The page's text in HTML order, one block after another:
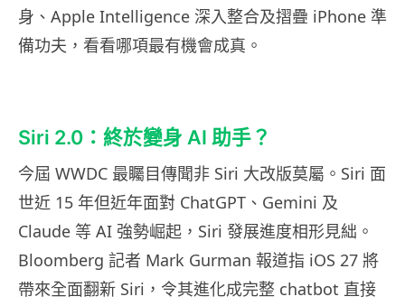
身、Apple Intelligence 深入整合及摺疊 iPhone 準
備功夫，看看哪項最有機會成真。
Siri 2.0：終於變身 AI 助手？
今屆 WWDC 最矚目傳聞非 Siri 大改版莫屬。Siri 面
世近 15 年但近年面對 ChatGPT、Gemini 及
Claude 等 AI 強勢崛起，Siri 發展進度相形見絀。
Bloomberg 記者 Mark Gurman 報道指 iOS 27 將
帶來全面翻新 Siri，令其進化成完整 chatbot 直接